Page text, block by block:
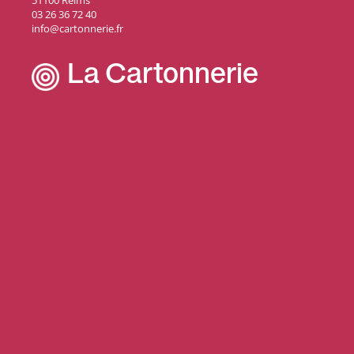
03 26 36 72 40
info@cartonnerie.fr
La Cartonnerie